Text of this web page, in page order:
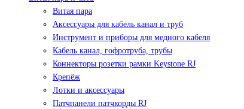
Витая пара
Аксессуары для кабель канал и труб
Инструмент и приборы для медного кабеля
Кабель канал, гофротруба, трубы
Коннекторы розетки рамки Keystone RJ
Крепёж
Лотки и аксессуары
Патчпанели патчкорды RJ